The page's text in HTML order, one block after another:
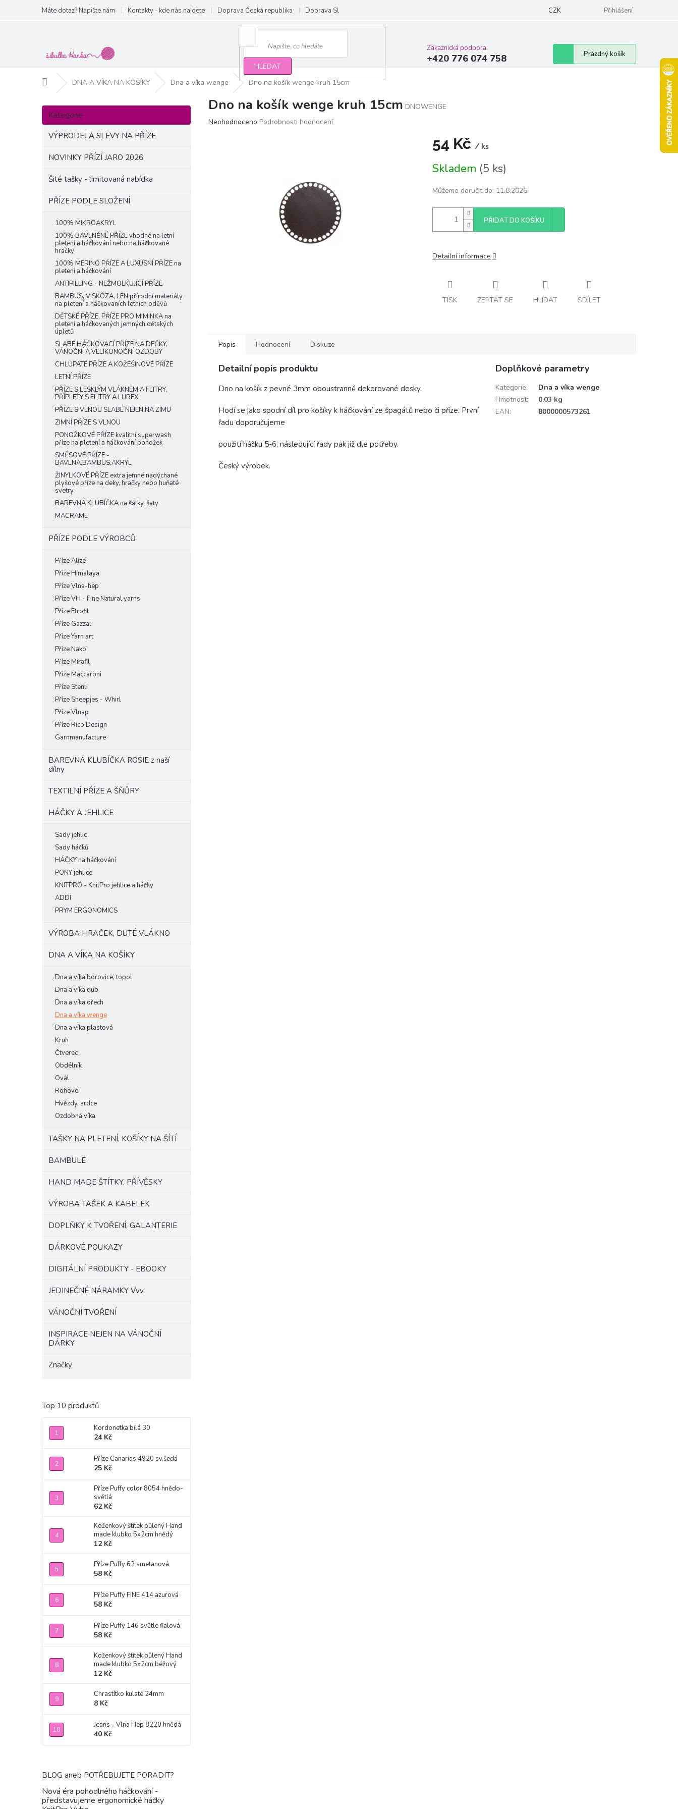
obsah
Máte dotaz? Napište nám Kontakty - kde nás najdete Doprava Česká republika Doprava Slovensko a EU Podmínky ochrany osobních údajů Moje objednávka
CZK Přihlášení
HLEDAT
Zákaznická podpora:
+420 776 074 758
Nákupní
košík
Prázdný košík
Domů DNA A VÍKA NA KOŠÍKY Dna a víka wenge Dno na košík wenge kruh 15cm
P
s
Přeskočit
kategorie
Kategorie
VÝPRODEJ A SLEVY NA PŘÍZE
NOVINKY PŘÍZÍ JARO 2026
Šité tašky - limitovaná nabídka
PŘÍZE PODLE SLOŽENÍ
100% MIKROAKRYL
100% BAVLNĚNÉ PŘÍZE vhodné na letní
pletení a háčkování nebo na háčkované
hračky
100% MERINO PŘÍZE A LUXUSNÍ PŘÍZE na
pletení a háčkování
ANTIPILLING - NEŽMOLKUJÍCÍ PŘÍZE
BAMBUS, VISKÓZA, LEN přírodní materiály
na pletení a háčkovaních letních oděvů
DĚTSKÉ PŘÍZE, PŘÍZE PRO MIMINKA na
pletení a háčkovaných jemných dětských
úpletů
SLABÉ HÁČKOVACÍ PŘÍZE NA DEČKY,
VÁNOČNÍ A VELIKONOČNÍ OZDOBY
CHLUPATÉ PŘÍZE A KOŽEŠINOVÉ PŘÍZE
LETNÍ PŘÍZE
PŘÍZE S LESKLÝM VLÁKNEM A FLITRY,
PŘÍPLETY S FLITRY A LUREX
PŘÍZE S VLNOU SLABÉ NEJEN NA ZIMU
ZIMNÍ PŘÍZE S VLNOU
PONOŽKOVÉ PŘÍZE kvalitní superwash
příze na pletení a háčkování ponožek
SMĚSOVÉ PŘÍZE -
BAVLNA,BAMBUS,AKRYL
ŽINYLKOVÉ PŘÍZE extra jemné nadýchané
plyšové příze na deky, hračky nebo huňaté
svetry
BAREVNÁ KLUBÍČKA na šátky, šaty
MACRAME
PŘÍZE PODLE VÝROBCŮ
Příze Alize
Příze Himalaya
Příze Vlna-hep
Příze VH - Fine Natural yarns
Příze Etrofil
Příze Gazzal
Příze Yarn art
Příze Nako
Příze Mirafil
Příze Maccaroni
Příze Stenli
Příze Sheepjes - Whirl
Příze Vlnap
Příze Rico Design
Garnmanufacture
BAREVNÁ KLUBÍČKA ROSIE z naší
dílny
TEXTILNÍ PŘÍZE A ŠŇŮRY
HÁČKY A JEHLICE
Sady jehlic
Sady háčků
HÁČKY na háčkování
PONY jehlice
KNITPRO - KnitPro jehlice a háčky
ADDI
PRYM ERGONOMICS
VÝROBA HRAČEK, DUTÉ VLÁKNO
DNA A VÍKA NA KOŠÍKY
Dna a víka borovice, topol
Dna a víka dub
Dna a víka ořech
Dna a víka wenge
Dna a víka plastová
Kruh
Čtverec
Obdélník
Ovál
Rohové
Hvězdy, srdce
Ozdobná víka
TAŠKY NA PLETENÍ, KOŠÍKY NA ŠÍTÍ
BAMBULE
HAND MADE ŠTÍTKY, PŘÍVĚSKY
VÝROBA TAŠEK A KABELEK
DOPLŇKY K TVOŘENÍ, GALANTERIE
DÁRKOVÉ POUKAZY
DIGITÁLNÍ PRODUKTY - EBOOKY
JEDINEČNÉ NÁRAMKY Vvv
VÁNOČNÍ TVOŘENÍ
INSPIRACE NEJEN NA VÁNOČNÍ
DÁRKY
Značky
Top 10 produktů
Kordonetka bílá 30
24 Kč
Příze Canarias 4920 sv.šedá
25 Kč
Příze Puffy color 8054 hnědo-
světlá
62 Kč
Koženkový štítek půlený Hand
made klubko 5x2cm hnědý
12 Kč
Příze Puffy 62 smetanová
58 Kč
Příze Puffy FINE 414 azurová
58 Kč
Příze Puffy 146 světle fialová
58 Kč
Koženkový štítek půlený Hand
made klubko 5x2cm béžový
12 Kč
Chrastítko kulaté 24mm
8 Kč
Jeans - Vlna Hep 8220 hnědá
40 Kč
BLOG aneb POTŘEBUJETE PORADIT?
Nová éra pohodlného háčkování -
představujeme ergonomické háčky
Dno na košík wenge kruh 15cm DNOWENGE
Průměrné
Neohodnoceno Podrobnosti hodnocení
54 Kč / ks
cena:
Skladem (5 ks)
Můžeme doručit do: 11.8.2026
PŘIDAT DO KOŠÍKU
Detailní informace
TISK ZEPTAT SE HLÍDAT SDÍLET
Popis Hodnocení Diskuze
Detailní popis produktu
Dno na košík z pevné 3mm oboustranně dekorované desky.
Hodí se jako spodní díl pro košíky k háčkování ze špagátů nebo či příze. První
řadu doporučujeme
použití háčku 5-6, následující řady pak již dle potřeby.
Český výrobek.
Doplňkové parametry
Kategorie:
Dna a víka wenge
Hmotnost:
0.03 kg
EAN: 8000000573261